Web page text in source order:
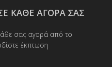
ΚΑΘΕ ΑΓΟΡΑ ΣΑΣ
σας αγορά από το
έκπτωση